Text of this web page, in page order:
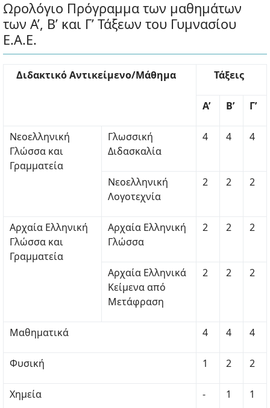
Ωρολόγιο Πρόγραμμα των μαθημάτων
των Α’, Β’ και Γ’ Τάξεων του Γυμνασίου
Ε.Α.Ε.
Διδακτικό Αντικείμενο/Μάθημα Τάξεις
Α’ Β’ Γ’
Νεοελληνική
Γλώσσα και
Γραμματεία
Γλωσσική
Διδασκαλία
4 4 4
Νεοελληνική
Λογοτεχνία
2 2 2
Αρχαία Ελληνική
Γλώσσα και
Γραμματεία
Αρχαία Ελληνική
Γλώσσα
2 2 2
Αρχαία Ελληνικά
Κείμενα από
Μετάφραση
2 2 2
Μαθηματικά 4 4 4
Φυσική 1 2 2
Χημεία - 1 1